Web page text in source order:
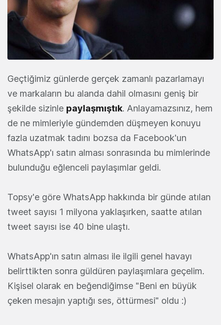
Geçtiğimiz günlerde gerçek zamanlı pazarlamayı
ve markaların bu alanda dahil olmasını geniş bir
şekilde sizinle paylaşmıştık. Anlayamazsınız, hem
de ne mimleriyle gündemden düşmeyen konuyu
fazla uzatmak tadını bozsa da Facebook'un
WhatsApp'ı satın alması sonrasında bu mimlerinde
bulunduğu eğlenceli paylaşımlar geldi.
Topsy'e göre WhatsApp hakkında bir günde atılan
tweet sayısı 1 milyona yaklaşırken, saatte atılan
tweet sayısı ise 40 bine ulaştı.
WhatsApp'ın satın alması ile ilgili genel havayı
belirttikten sonra güldüren paylaşımlara geçelim.
Kişisel olarak en beğendiğimse "Beni en büyük
çeken mesajın yaptığı ses, öttürmesi" oldu :)